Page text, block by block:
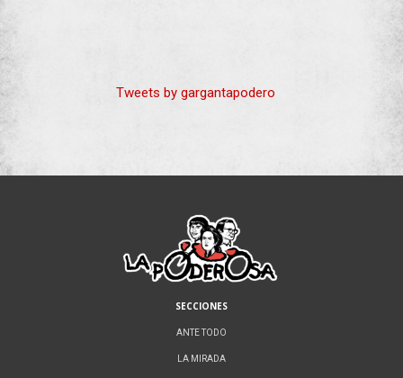
Tweets by gargantapodero
SECCIONES
ANTE TODO
LA MIRADA